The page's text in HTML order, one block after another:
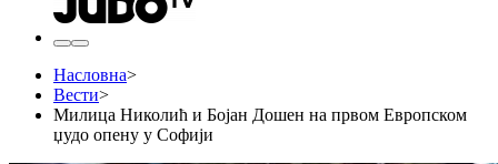
Насловна>
Вести>
Милица Николић и Бојан Дошен на првом Европском
џудо опену у Софији